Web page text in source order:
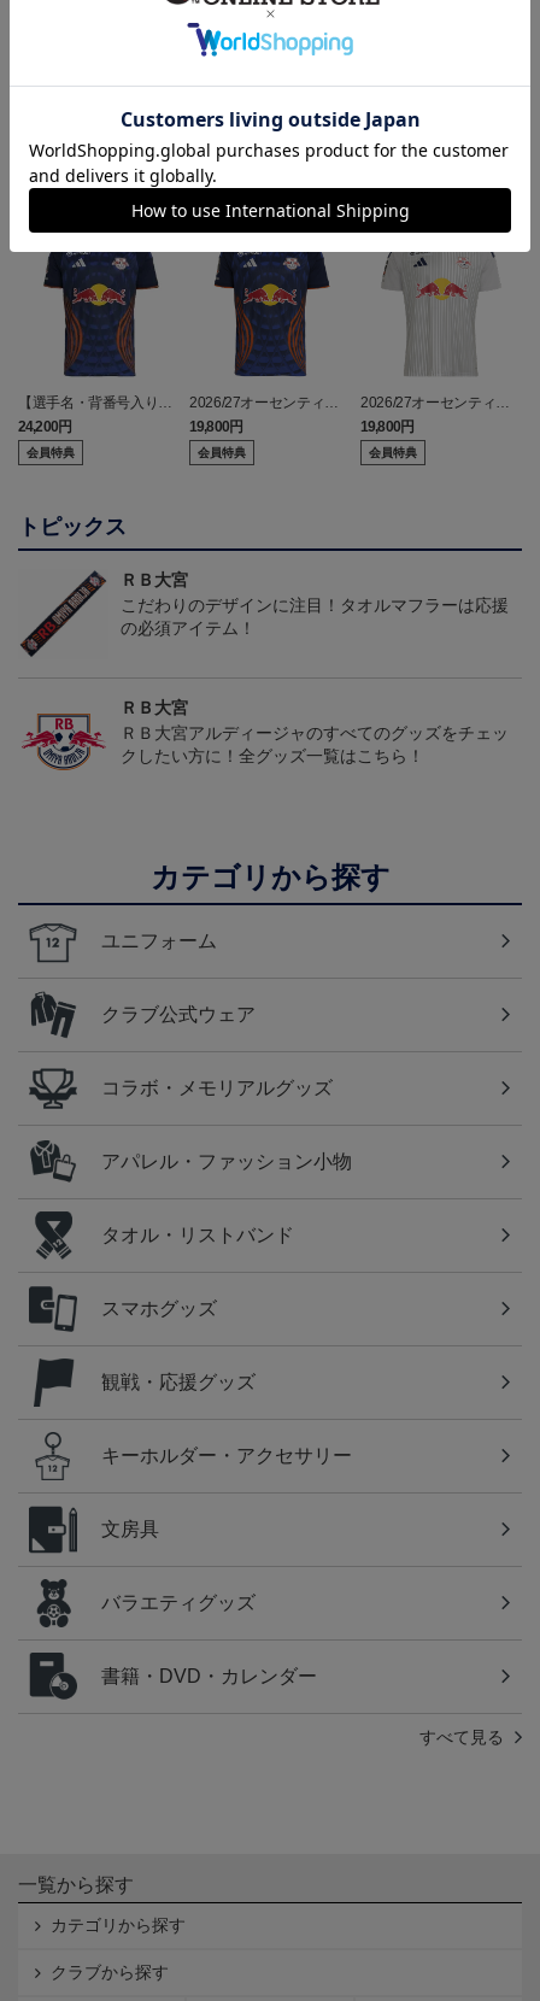
ランキング
【選手名・背番号入り】
2026/27オーセンティッ
クユニフォーム（フィー
ルド1st）
24,200円
会員特典
2026/27オーセンティッ
クユニフォーム（フィー
ルド1st）
19,800円
会員特典
2026/27オーセンティッ
クユニフォーム（フィー
ルド2nd）
19,800円
会員特典
トピックス
ＲＢ大宮
こだわりのデザインに注目！タオルマフラーは応援
の必須アイテム！
ＲＢ大宮
ＲＢ大宮アルディージャのすべてのグッズをチェッ
クしたい方に！全グッズ一覧はこちら！
カテゴリから探す
ユニフォーム
クラブ公式ウェア
コラボ・メモリアルグッズ
アパレル・ファッション小物
タオル・リストバンド
スマホグッズ
観戦・応援グッズ
キーホルダー・アクセサリー
文房具
バラエティグッズ
書籍・DVD・カレンダー
すべて見る
一覧から探す
カテゴリから探す
クラブから探す